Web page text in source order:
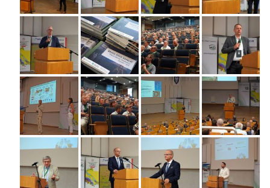
Konferencja
"Przyszłość
terenów
pogórniczych"
(19)
Konferencja
"Przyszłość
terenów
pogórniczych"
(18)
Konferencja
"Przyszłość
terenów
pogórniczych"
(17)
Konferencja
"Przyszłość
terenów
pogórniczych"
(16)
Konferencja
"Przyszłość
terenów
pogórniczych"
(15)
Konferencja
"Przyszłość
terenów
pogórniczych"
(14)
Konferencja
"Przyszłość
terenów
pogórniczych"
(13)
Konferencja
"Przyszłość
terenów
pogórniczych"
(12)
Konferencja
"Przyszłość
terenów
pogórniczych"
(11)
Konferencja
"Przyszłość
terenów
pogórniczych"
(10)
Konferencja
"Przyszłość
terenów
pogórniczych"
(9)
Konferencja
"Przyszłość
terenów
pogórniczych"
(8)